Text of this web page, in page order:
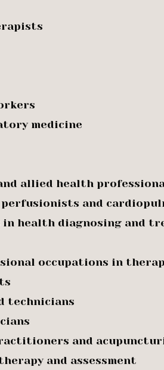
medicine
allied health
and
in health diagnosing and
occupations in
technicians
and
and assessment